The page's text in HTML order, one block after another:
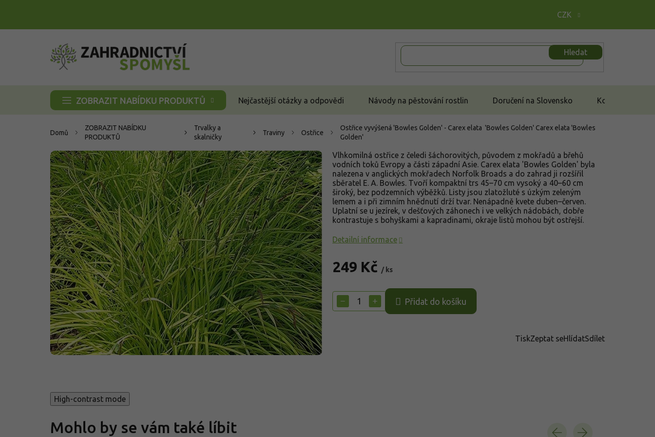
CZK
Hledat
ZOBRAZIT NABÍDKU PRODUKTŮ Nejčastější otázky a odpovědi Návody na pěstování rostlin Doručení na Slovensko Kontakt
Domů
ZOBRAZIT NABÍDKU
PRODUKTŮ
Trvalky a
skalničky
Traviny Ostřice
Ostřice vyvýšená 'Bowles Golden' - Carex elata 'Bowles Golden' Carex elata 'Bowles
Golden'
249 Kč / ks
cena:
+
− Přidat do košíku
Vlhkomilná ostřice z čeledi šáchorovitých, původem z mokřadů a břehů
vodních toků Evropy a části západní Asie. Carex elata 'Bowles Golden' byla
nalezena v anglických mokřadech Norfolk Broads a do zahrad ji rozšířil
sběratel E. A. Bowles. Tvoří kompaktní trs 45–70 cm vysoký a 40–60 cm
široký, bez podzemních výběžků. Listy jsou zlatožluté s úzkým zeleným
lemem a i při zimním hnědnutí drží tvar. Nenápadně kvete duben–červen.
Uplatní se u jezírek, v dešťových záhonech i ve velkých nádobách, dobře
kontrastuje s bohyškami a kapradinami, okraje listů mohou být ostřejší.
Detailní informace
TiskZeptat seHlídatSdílet
High-contrast mode
Mohlo by se vám také líbit